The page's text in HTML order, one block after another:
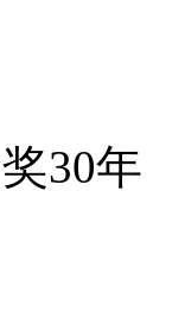
30年